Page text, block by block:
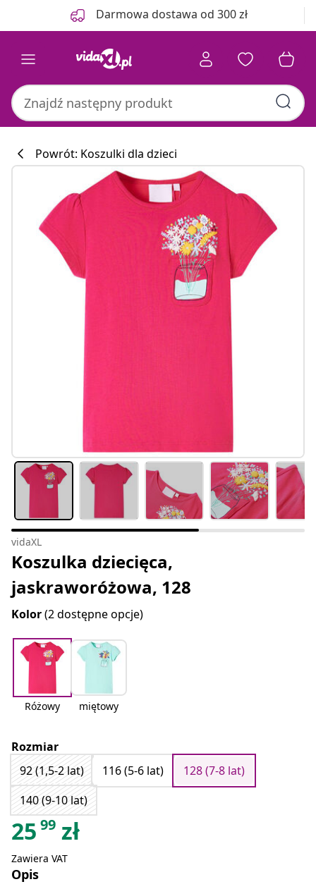
Darmowa dostawa od 300 zł
Powrót: Koszulki dla dzieci
vidaXL
Koszulka dziecięca,
jaskraworóżowa, 128
Kolor(2 dostępne opcje)
Różowy miętowy
Rozmiar
92 (1,5-2 lat)
116 (5-6 lat)
128 (7-8 lat)
140 (9-10 lat)
25 99 zł
Zawiera VAT
Opis